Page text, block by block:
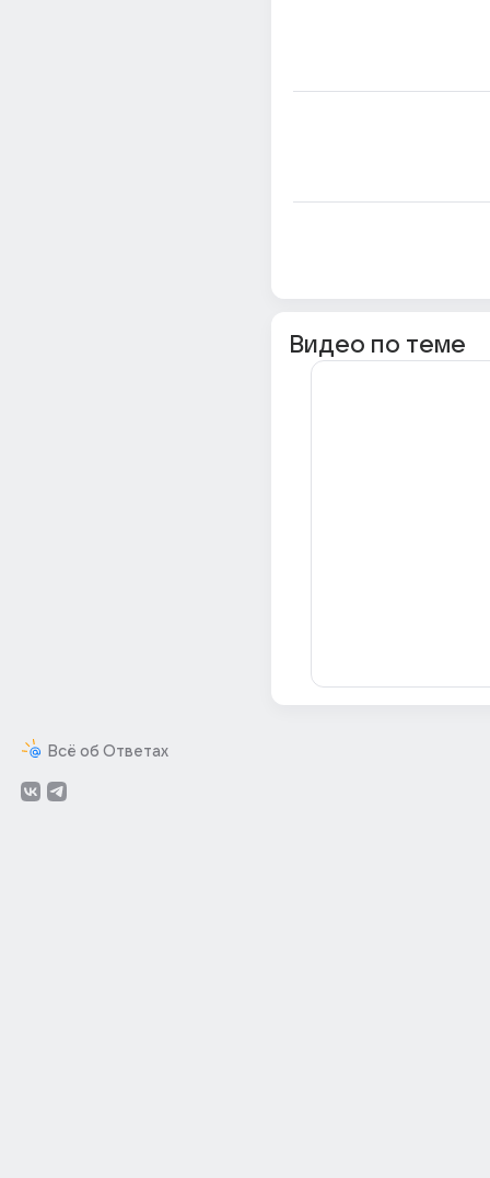
Всё об Ответах
Видео по теме